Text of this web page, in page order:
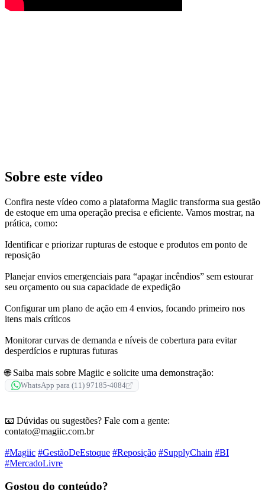
Sobre este vídeo
Confira neste vídeo como a plataforma Magiic transforma sua gestão
de estoque em uma operação precisa e eficiente. Vamos mostrar, na
prática, como:
Identificar e priorizar rupturas de estoque e produtos em ponto de
reposição
Planejar envios emergenciais para “apagar incêndios” sem estourar
seu orçamento ou sua capacidade de expedição
Configurar um plano de ação em 4 envios, focando primeiro nos
itens mais críticos
Monitorar curvas de demanda e níveis de cobertura para evitar
desperdícios e rupturas futuras
🌐 Saiba mais sobre Magiic e solicite uma demonstração:
WhatsApp para (11) 97185-4084
📧 Dúvidas ou sugestões? Fale com a gente:
contato@magiic.com.br
#Magiic #GestãoDeEstoque #Reposição #SupplyChain #BI
#MercadoLivre
Gostou do conteúdo?